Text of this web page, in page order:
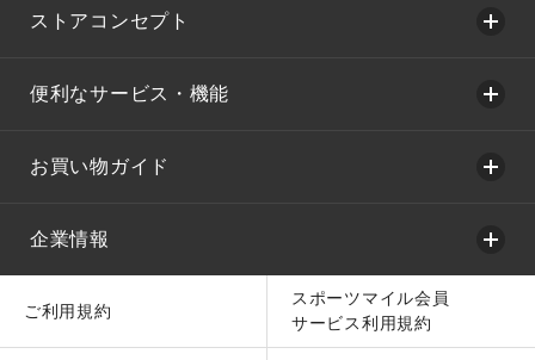
ストアコンセプト
便利なサービス・機能
お買い物ガイド
企業情報
ご利用規約
スポーツマイル会員
サービス利用規約